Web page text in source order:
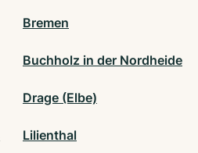
Bremen
Buchholz in der Nordheide
Drage (Elbe)
Lilienthal